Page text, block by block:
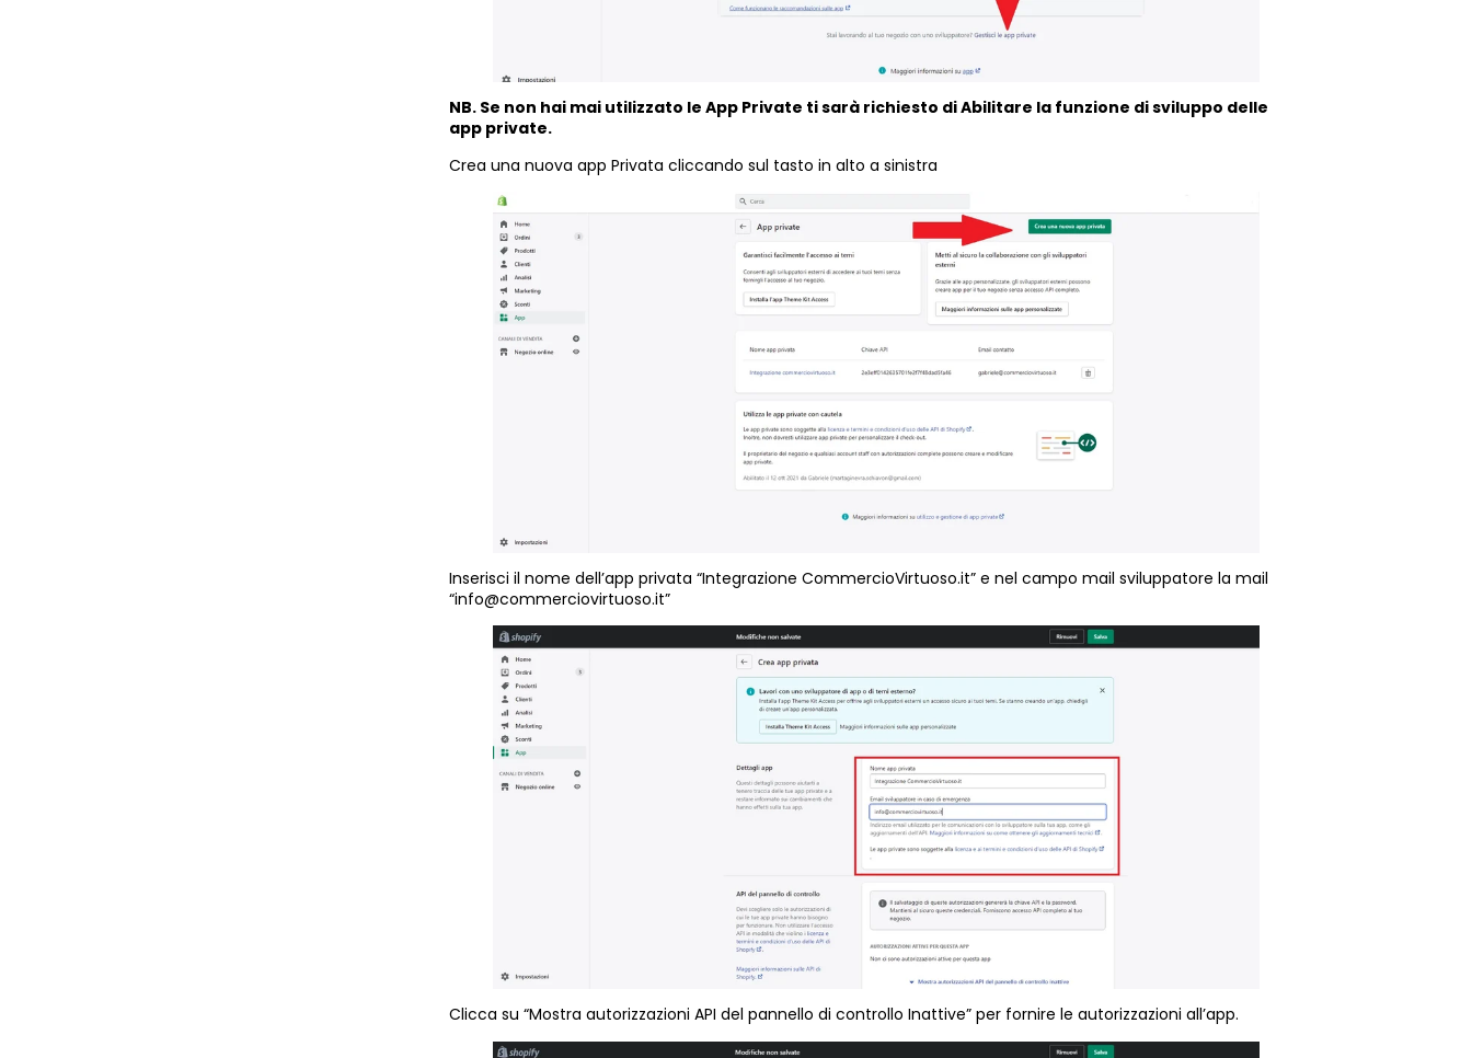
NB. Se non hai mai utilizzato le App Private ti sarà richiesto di Abilitare la funzione di sviluppo delle
app private.
Crea una nuova app Privata cliccando sul tasto in alto a sinistra
Inserisci il nome dell’app privata “Integrazione CommercioVirtuoso.it” e nel campo mail sviluppatore la mail
“info@commerciovirtuoso.it”
Clicca su “Mostra autorizzazioni API del pannello di controllo Inattive” per fornire le autorizzazioni all’app.